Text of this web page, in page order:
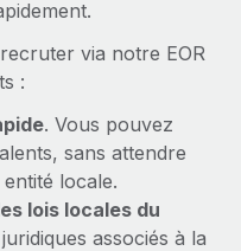
via notre EOR
:
. Vous pouvez
sans attendre
locale.
lois locales du
associés à la